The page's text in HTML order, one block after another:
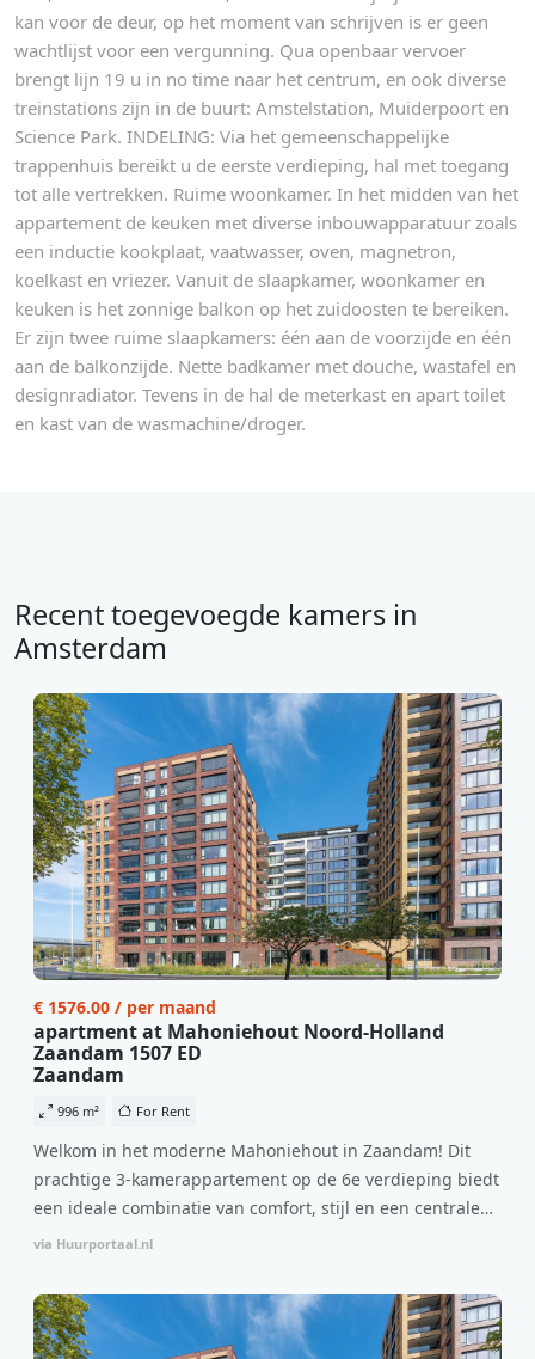
kan voor de deur, op het moment van schrijven is er geen
wachtlijst voor een vergunning. Qua openbaar vervoer
brengt lijn 19 u in no time naar het centrum, en ook diverse
treinstations zijn in de buurt: Amstelstation, Muiderpoort en
Science Park. INDELING: Via het gemeenschappelijke
trappenhuis bereikt u de eerste verdieping, hal met toegang
tot alle vertrekken. Ruime woonkamer. In het midden van het
appartement de keuken met diverse inbouwapparatuur zoals
een inductie kookplaat, vaatwasser, oven, magnetron,
koelkast en vriezer. Vanuit de slaapkamer, woonkamer en
keuken is het zonnige balkon op het zuidoosten te bereiken.
Er zijn twee ruime slaapkamers: één aan de voorzijde en één
aan de balkonzijde. Nette badkamer met douche, wastafel en
designradiator. Tevens in de hal de meterkast en apart toilet
en kast van de wasmachine/droger.
Recent toegevoegde kamers in
Amsterdam
€ 1576.00 / per maand
apartment at Mahoniehout Noord-Holland
Zaandam 1507 ED
Zaandam
996 m² For Rent
Welkom in het moderne Mahoniehout in Zaandam! Dit
prachtige 3-kamerappartement op de 6e verdieping biedt
een ideale combinatie van comfort, stijl en een centrale
locatie. Met een huurprijs van €1.576 per maand
per maand is dit een geweldige kans voor professionals
die op zoek zijn naar een woning die direct beschikbaar is
vanaf 1 april 2026. Bij binnenkomst word je verwelkomd
via Huurportaal.nl